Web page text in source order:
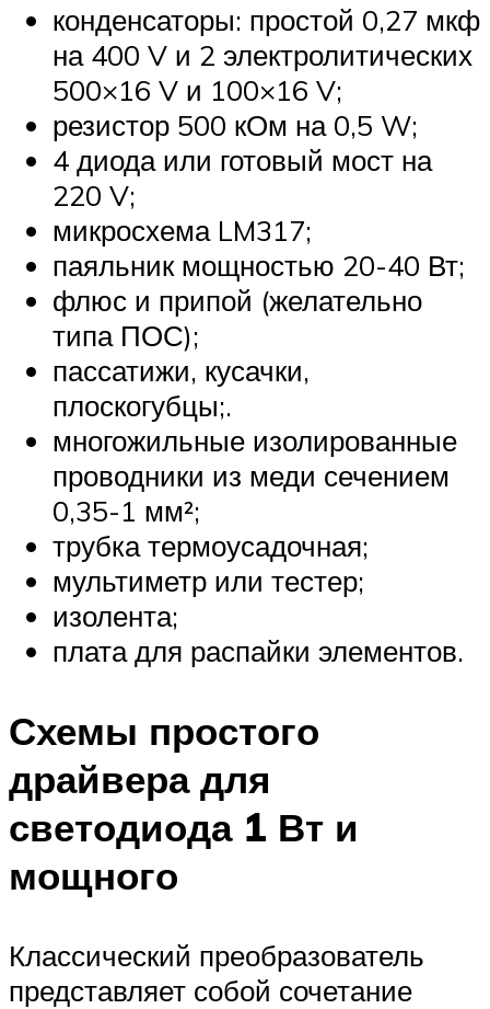
конденсаторы: простой 0,27 мкф
на 400 V и 2 электролитических
500×16 V и 100×16 V;
резистор 500 кОм на 0,5 W;
4 диода или готовый мост на
220 V;
микросхема LM317;
паяльник мощностью 20-40 Вт;
флюс и припой (желательно
типа ПОС);
пассатижи, кусачки,
плоскогубцы;.
многожильные изолированные
проводники из меди сечением
0,35-1 мм²;
трубка термоусадочная;
мультиметр или тестер;
изолента;
плата для распайки элементов.
Схемы простого
драйвера для
светодиода 1 Вт и
мощного
Классический преобразователь
представляет собой сочетание